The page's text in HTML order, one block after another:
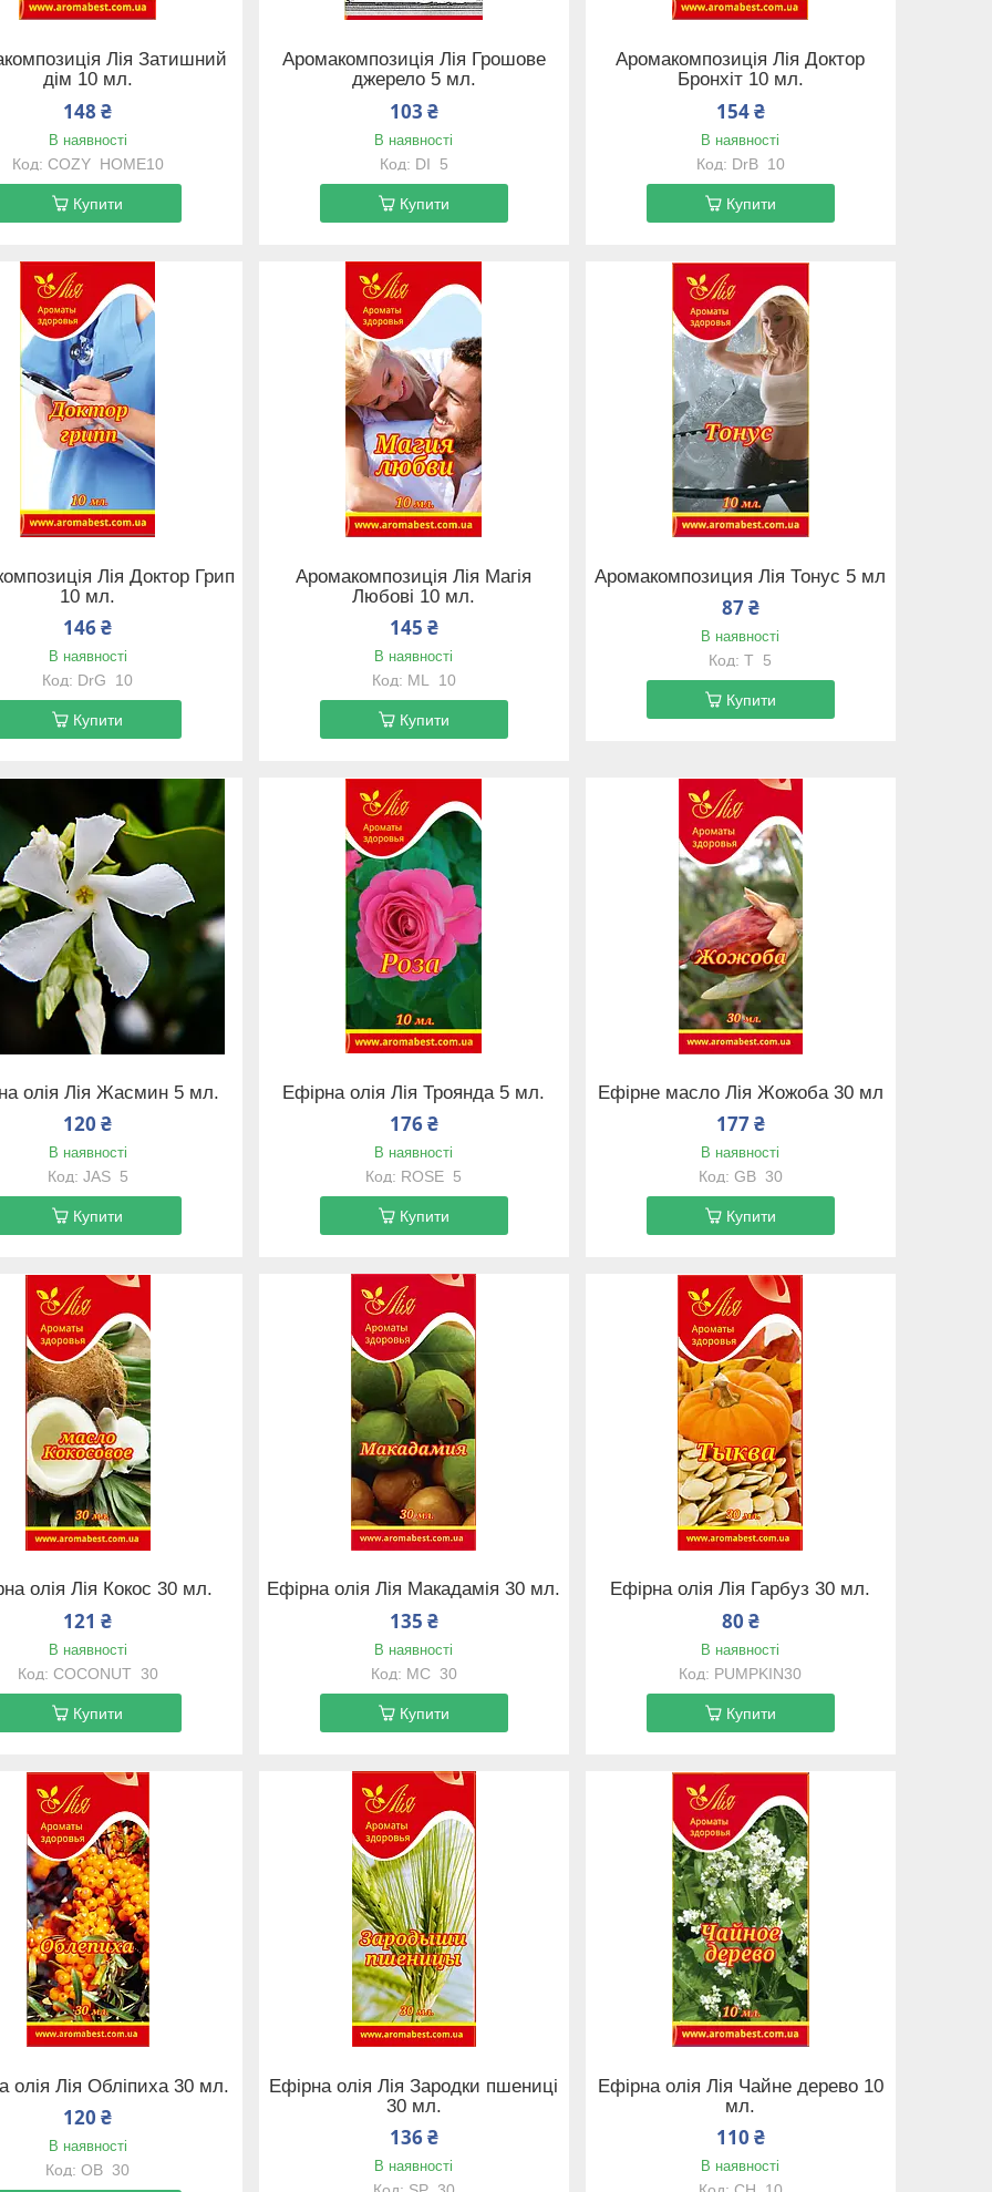
Лія Затишний
дім 10 мл.
148 ₴
В наявності
COZY_HOME10
Купити
Аромакомпозиція Лія Грошове
джерело 5 мл.
103 ₴
В наявності
DI_5
Купити
Аромакомпозиція Лія Доктор
Бронхіт 10 мл.
154 ₴
В наявності
DrB_10
Купити
Лія Доктор Грип
10 мл.
146 ₴
В наявності
DrG_10
Купити
Аромакомпозиція Лія Магія
Любові 10 мл.
145 ₴
В наявності
ML_10
Купити
Аромакомпозиция Лія Тонус 5 мл
87 ₴
В наявності
T_5
Купити
олія Лія Жасмин 5 мл.
120 ₴
В наявності
JAS_5
Купити
Ефірна олія Лія Троянда 5 мл.
176 ₴
В наявності
ROSE_5
Купити
Ефірне масло Лія Жожоба 30 мл
177 ₴
В наявності
GB_30
Купити
олія Лія Кокос 30 мл.
121 ₴
В наявності
COCONUT_30
Купити
Ефірна олія Лія Макадамія 30 мл.
135 ₴
В наявності
MC_30
Купити
Ефірна олія Лія Гарбуз 30 мл.
80 ₴
В наявності
PUMPKIN30
Купити
олія Лія Обліпиха 30 мл.
120 ₴
В наявності
OB_30
Ефірна олія Лія Зародки пшениці
30 мл.
136 ₴
В наявності
Ефірна олія Лія Чайне дерево 10
мл.
110 ₴
В наявності